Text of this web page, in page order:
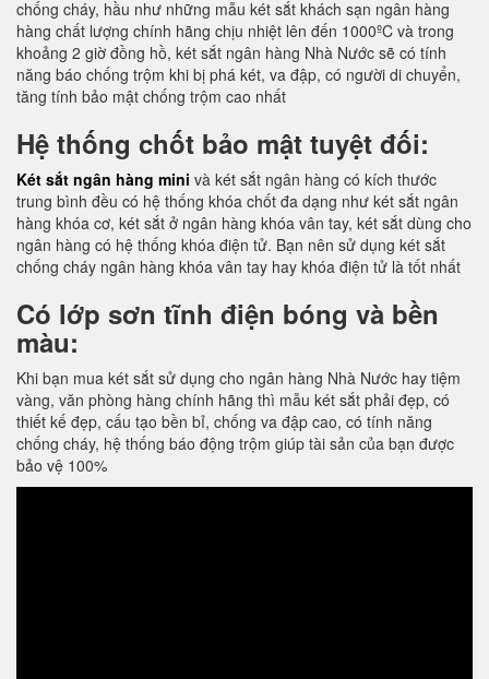
chống cháy, hầu như những mẫu két sắt khách sạn ngân hàng
hàng chất lượng chính hãng chịu nhiệt lên đến 1000ºC và trong
khoảng 2 giờ đồng hồ, két sắt ngân hàng Nhà Nước sẽ có tính
năng báo chống trộm khi bị phá két, va đập, có người di chuyển,
tăng tính bảo mật chống trộm cao nhất
Hệ thống chốt bảo mật tuyệt đối:
Két sắt ngân hàng mini và két sắt ngân hàng có kích thước
trung bình đều có hệ thống khóa chốt đa dạng như két sắt ngân
hàng khóa cơ, két sắt ở ngân hàng khóa vân tay, két sắt dùng cho
ngân hàng có hệ thống khóa điện tử. Bạn nên sử dụng két sắt
chống cháy ngân hàng khóa vân tay hay khóa điện tử là tốt nhất
Có lớp sơn tĩnh điện bóng và bền
màu:
Khi bạn mua két sắt sử dụng cho ngân hàng Nhà Nước hay tiệm
vàng, văn phòng hàng chính hãng thì mẫu két sắt phải đẹp, có
thiết kế đẹp, cấu tạo bền bỉ, chống va đập cao, có tính năng
chống cháy, hệ thống báo động trộm giúp tài sản của bạn được
bảo vệ 100%